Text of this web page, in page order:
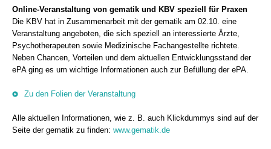
Online-Veranstaltung von gematik und KBV speziell für Praxen
Die KBV hat in Zusammenarbeit mit der gematik am 02.10. eine
Veranstaltung angeboten, die sich speziell an interessierte Ärzte,
Psychotherapeuten sowie Medizinische Fachangestellte richtete.
Neben Chancen, Vorteilen und dem aktuellen Entwicklungsstand der
ePA ging es um wichtige Informationen auch zur Befüllung der ePA.
Zu den Folien der Veranstaltung
Alle aktuellen Informationen, wie z. B. auch Klickdummys sind auf der
Seite der gematik zu finden: www.gematik.de